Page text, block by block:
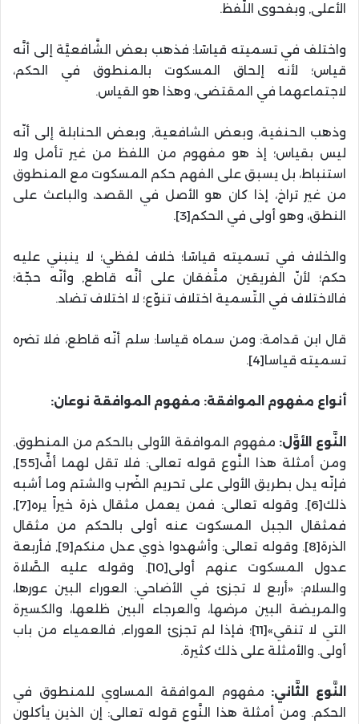
الأعلى, وبفحوى اللَّفظ.
واختلف في تسميته قياسًا: فذهب بعض الشَّافعيَّة إلى أنَّه
قياس؛ لأنه إلحاق المسكوت بالمنطوق في الحكم،
لاجتماعهما في المقتضى، وهذا هو القياس.
وذهب الحنفية، وبعض الشافعية, وبعض الحنابلة إلى أنّه
ليس بقياس؛ إذ هو مفهوم من اللفظ من غير تأمل ولا
استنباط، بل يسبق على الفهم حكم المسكوت مع المنطوق
من غير تراخ، إذا كان هو الأصل في القصد، والباعث على
النطق، وهو أولى في الحكم[3].
والخلاف في تسميته قياسًا؛ خلاف لفظي؛ لا ينبني عليه
حكم؛ لأنّ الفريقين متَّفقان على أنَّه قاطع, وأنّه حجّة؛
فالاختلاف في التّسمية اختلاف تنوّع؛ لا اختلاف تضاد.
قال ابن قدامة: ومن سماه قياسا: سلم أنّه قاطع، فلا تضره
تسميته قياسا[4].
أنواع مفهوم الموافقة: مفهوم الموافقة نوعان:
النَّوع الأوَّل: مفهوم الموافقة الأولى بالحكم من المنطوق.
ومن أمثلة هذا النَّوع قوله تعالى: فلا تقل لهما أفٍّ[55],
فإنّه يدل بطريق الأولى على تحريم الضّرب والشتم وما أشبه
ذلك[6]. وقوله تعالى: فمن يعمل مثقال ذرة خيراً يره[7],
فمثقال الجبل المسكوت عنه أولى بالحكم من مثقال
الذرة[8]. وقوله تعالى: وأشهدوا ذوي عدل منكم[9], فأربعة
عدول المسكوت عنهم أولى[10]. وقوله عليه الصَّلاة
والسلام: «أربع لا تجزئ في الأضاحي: العوراء البين عورها،
والمريضة البين مرضها، والعرجاء البين ظلعها، والكسيرة
التي لا تنقي»[11]؛ فإذا لم تجزئ العوراء, فالعمياء من باب
أولى. والأمثلة على ذلك كثيرة.
النَّوع الثَّاني: مفهوم الموافقة المساوي للمنطوق في
الحكم. ومن أمثلة هذا النَّوع قوله تعالى: إن الذين يأكلون